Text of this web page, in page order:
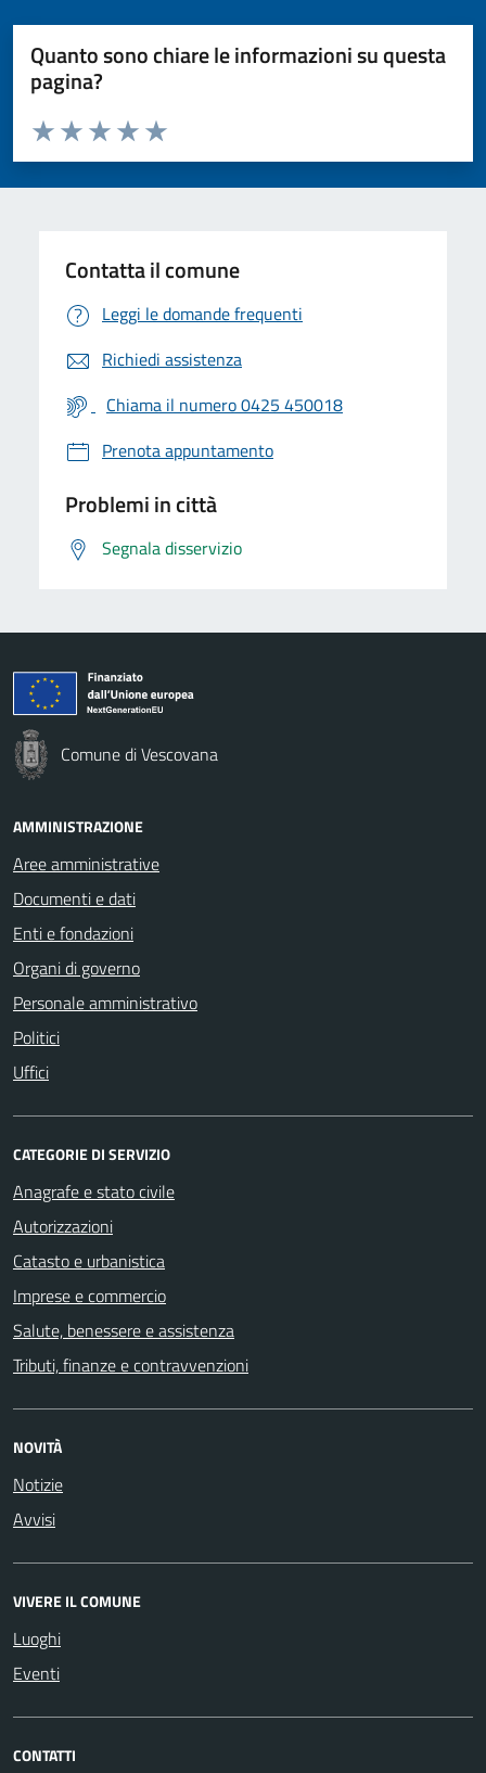
Quanto sono chiare le informazioni su questa
pagina?
Valuta da 1 a 5 stelle la pagina
Valuta 5 stelle su 5
Valuta 4 stelle su 5
Valuta 3 stelle su 5
Valuta 2 stelle su 5
Valuta 1 stelle su 5
Contatta il comune
Leggi le domande frequenti
Richiedi assistenza
Chiama il numero 0425 450018
Prenota appuntamento
Problemi in città
Segnala disservizio
Comune di Vescovana
AMMINISTRAZIONE
Aree amministrative
Documenti e dati
Enti e fondazioni
Organi di governo
Personale amministrativo
Politici
Uffici
CATEGORIE DI SERVIZIO
Anagrafe e stato civile
Autorizzazioni
Catasto e urbanistica
Imprese e commercio
Salute, benessere e assistenza
Tributi, finanze e contravvenzioni
NOVITÀ
Notizie
Avvisi
VIVERE IL COMUNE
Luoghi
Eventi
CONTATTI